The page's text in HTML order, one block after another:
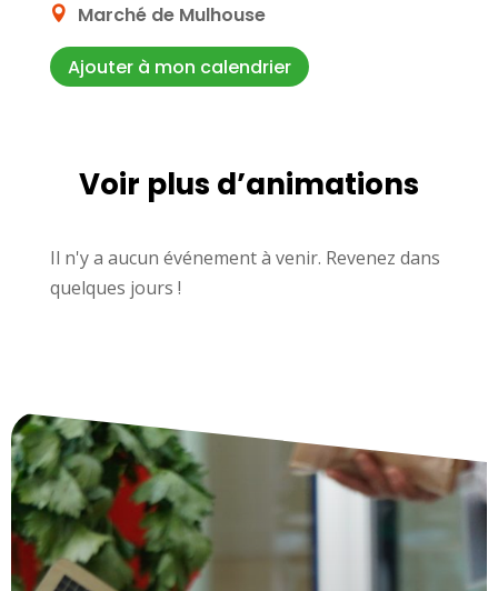
Marché de Mulhouse
Ajouter à mon calendrier
Voir plus d’animations
Il n'y a aucun événement à venir. Revenez dans
quelques jours !